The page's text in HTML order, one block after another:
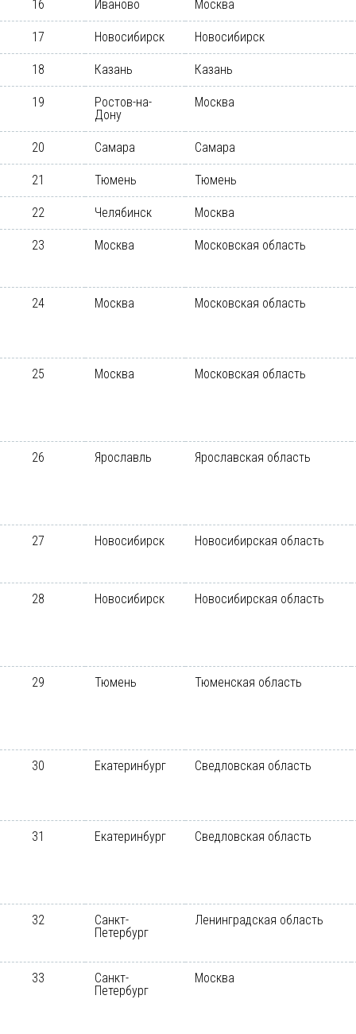
16 Иваново Москва
17 Новосибирск Новосибирск
18 Казань Казань
19
Ростов-на-
Дону
Москва
20 Самара Самара
21 Тюмень Тюмень
22 Челябинск Москва
23 Москва Московская область
24 Москва Московская область
25 Москва Московская область
26 Ярославль Ярославская область
27 Новосибирск Новосибирская область
28 Новосибирск Новосибирская область
29 Тюмень Тюменская область
30 Екатеринбург Сведловская область
31 Екатеринбург Сведловская область
32
Санкт-
Петербург
Ленинградская область
33
Санкт-
Петербург
Москва